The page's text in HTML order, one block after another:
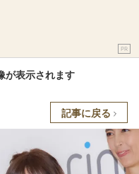
PR
が表示されます
記事に戻る